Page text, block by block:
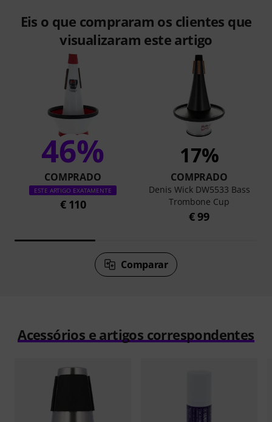
Eis o que compraram os clientes que
visualizaram este artigo
46%
COMPRADO
ESTE ARTIGO EXATAMENTE
€ 110
17%
COMPRADO
Denis Wick DW5533 Bass
Trombone Cup
€ 99
Comparar
Acessórios e artigos correspondentes